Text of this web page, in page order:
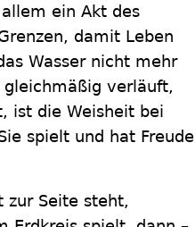
ein Akt des
damit Leben
Wasser nicht mehr
verläuft,
ist die Weisheit bei
spielt und hat Freude
zur Seite steht,